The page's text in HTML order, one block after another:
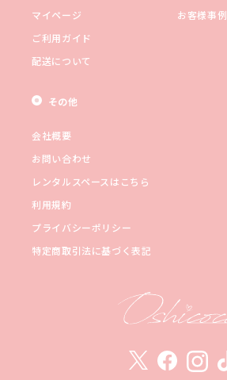
マイページ
ご利用ガイド
配送について
お客様事例
その他
会社概要
お問い合わせ
レンタルスペースはこちら
利用規約
プライバシーポリシー
特定商取引法に基づく表記